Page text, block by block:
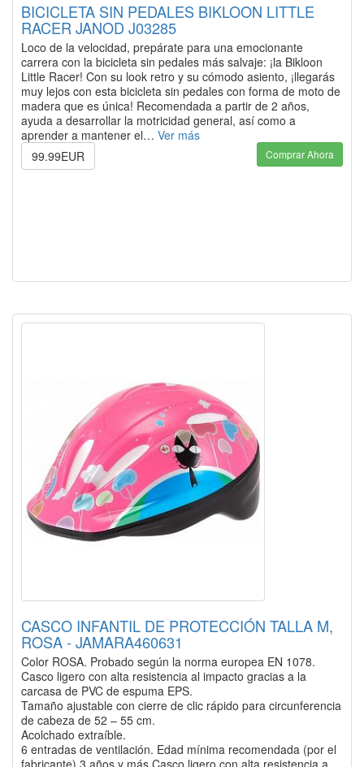
BICICLETA SIN PEDALES BIKLOON LITTLE
RACER JANOD J03285
Loco de la velocidad, prepárate para una emocionante
carrera con la bicicleta sin pedales más salvaje: ¡la Bikloon
Little Racer! Con su look retro y su cómodo asiento, ¡llegarás
muy lejos con esta bicicleta sin pedales con forma de moto de
madera que es única! Recomendada a partir de 2 años,
ayuda a desarrollar la motricidad general, así como a
aprender a mantener el… Ver más
99.99EUR
Comprar Ahora
CASCO INFANTIL DE PROTECCIÓN TALLA M,
ROSA - JAMARA460631
Color ROSA. Probado según la norma europea EN 1078.
Casco ligero con alta resistencia al impacto gracias a la
carcasa de PVC de espuma EPS.
Tamaño ajustable con cierre de clic rápido para circunferencia
de cabeza de 52 – 55 cm.
Acolchado extraíble.
6 entradas de ventilación. Edad mínima recomendada (por el
fabricante) 3 años y más Casco ligero con alta resistencia a…